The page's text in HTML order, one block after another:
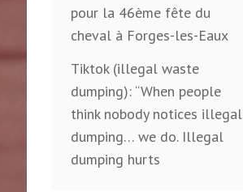
pour la 46ème fête du
cheval à Forges-les-Eaux
Tiktok (illegal waste
dumping): “When people
think nobody notices illegal
dumping… we do. Illegal
dumping hurts